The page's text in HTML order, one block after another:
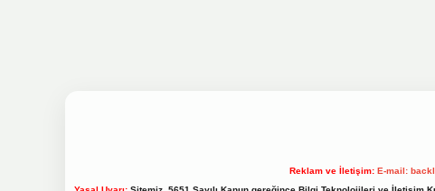
Reklam ve İletişim: E-mail: